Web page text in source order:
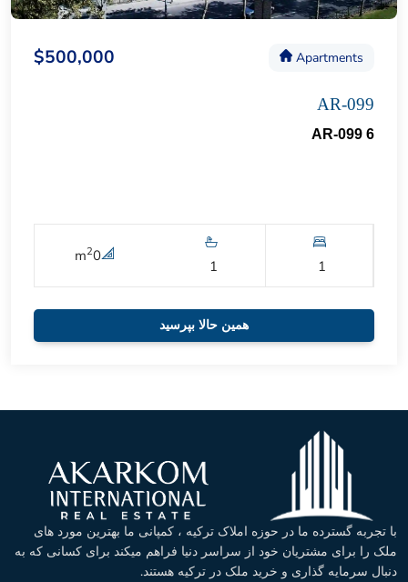
Apartments
$500,000
AR-099
AR-099 6
1
1
0
m2
همین حالا بپرسید
با تجربه گسترده ما در حوزه املاک ترکیه ، کمپانی ما بهترین مورد های
ملک را برای مشتریان خود از سراسر دنیا فراهم میکند برای کسانی که به
دنبال سرمایه گذاری و خرید ملک در ترکیه هستند.